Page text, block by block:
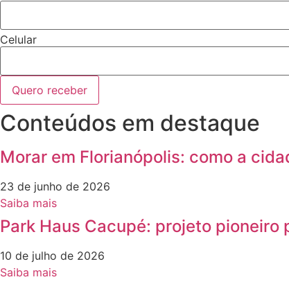
Celular
Quero receber
Conteúdos em destaque
Morar em Florianópolis: como a
23 de junho de 2026
Saiba mais
Park Haus Cacupé: projeto
10 de julho de 2026
Saiba mais